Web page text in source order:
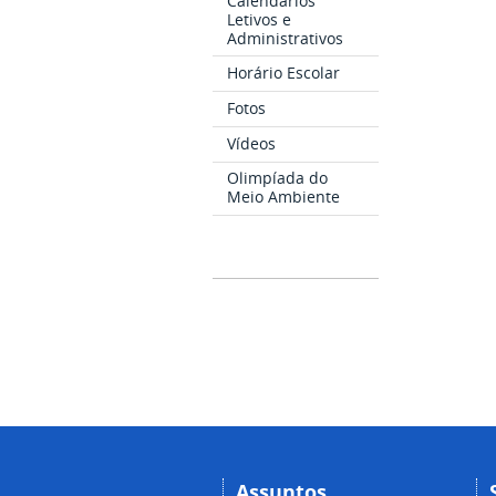
Letivos e
Administrativos
Horário Escolar
Fotos
Vídeos
Olimpíada do
Meio Ambiente